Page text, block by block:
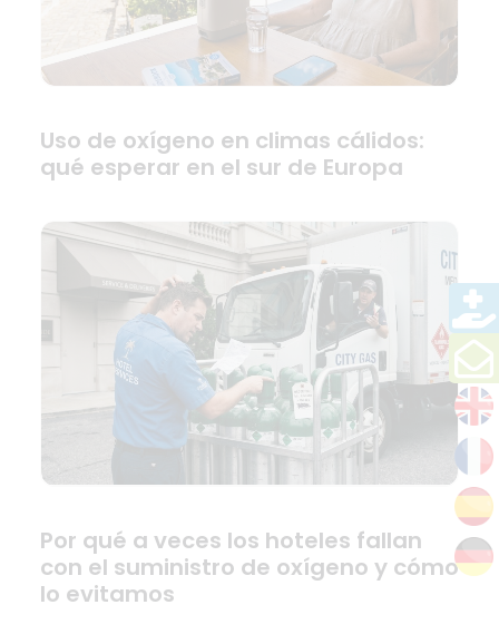
Uso de oxígeno en climas cálidos:
qué esperar en el sur de Europa
Por qué a veces los hoteles fallan
con el suministro de oxígeno y cómo
lo evitamos